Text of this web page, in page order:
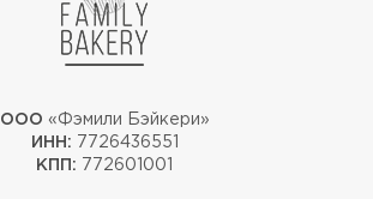
ООО «Фэмили Бэйкери»
ИНН: 7726436551
КПП: 772601001